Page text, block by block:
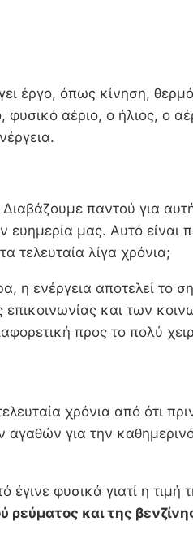
έργο, όπως κίνηση,
αέριο, ο ήλιος, ο
Διαβάζουμε παντού για
μας. Αυτό είναι
τελευταία λίγα χρόνια;
η ενέργεια αποτελεί το
και των
προς το πολύ
χρόνια από ότι
για την
φυσικά γιατί η τιμή
ρεύματος και της